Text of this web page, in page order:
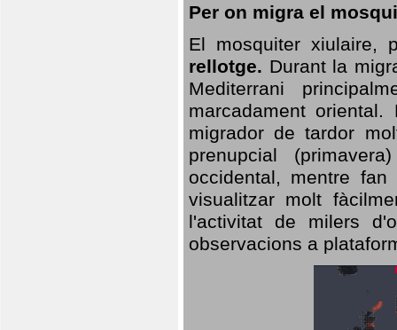
Per on migra el
El mosquiter xiulaire,
rellotge. Durant la
Mediterrani
marcadament
migrador de tardor
prenupcial
occidental, mentre
visualitzar molt
l'activitat de milers
observacions a